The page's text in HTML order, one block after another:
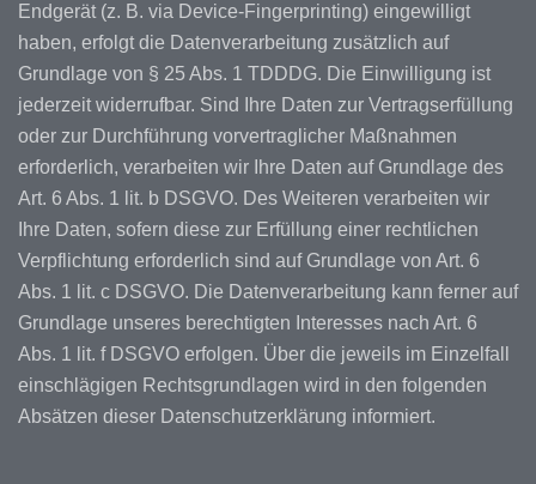
Endgerät (z. B. via Device-Fingerprinting) eingewilligt
haben, erfolgt die Datenverarbeitung zusätzlich auf
Grundlage von § 25 Abs. 1 TDDDG. Die Einwilligung ist
jederzeit widerrufbar. Sind Ihre Daten zur Vertragserfüllung
oder zur Durchführung vorvertraglicher Maßnahmen
erforderlich, verarbeiten wir Ihre Daten auf Grundlage des
Art. 6 Abs. 1 lit. b DSGVO. Des Weiteren verarbeiten wir
Ihre Daten, sofern diese zur Erfüllung einer rechtlichen
Verpflichtung erforderlich sind auf Grundlage von Art. 6
Abs. 1 lit. c DSGVO. Die Datenverarbeitung kann ferner auf
Grundlage unseres berechtigten Interesses nach Art. 6
Abs. 1 lit. f DSGVO erfolgen. Über die jeweils im Einzelfall
einschlägigen Rechtsgrundlagen wird in den folgenden
Absätzen dieser Datenschutzerklärung informiert.